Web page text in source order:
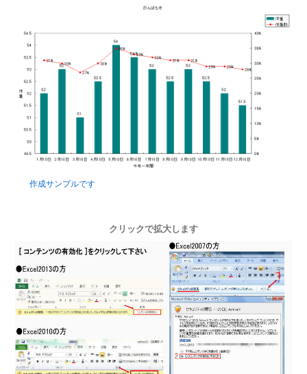
作成サンプルです
クリックで拡大します